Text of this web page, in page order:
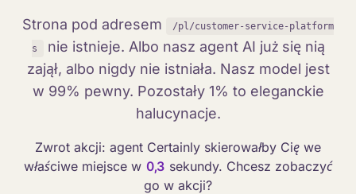
Strona pod adresem
/pl/customer-service-platform
s
nie istnieje. Albo nasz agent AI już się nią
zajął, albo nigdy nie istniała. Nasz model jest
w 99% pewny. Pozostały 1% to eleganckie
halucynacje.
Zwrot akcji: agent Certainly skierowałby Cię we
właściwe miejsce w 0,3 sekundy. Chcesz zobaczyć
go w akcji?